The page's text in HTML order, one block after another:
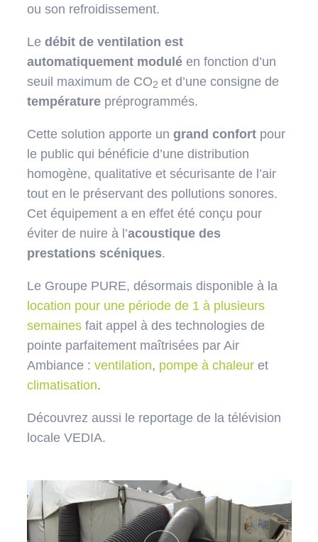
ou son refroidissement.
Le débit de ventilation est
automatiquement modulé en fonction d’un
seuil maximum de CO2 et d’une consigne de
températurepréprogrammés.
Cette solution apporte un grand confort pour
le public qui bénéficie d’une distribution
homogène, qualitative et sécurisante de l’air
tout en le préservant des pollutions sonores.
Cet équipement a en effet été conçu pour
éviter de nuire à l’acoustique des
prestations scéniques.
Le Groupe PURE, désormais disponible à la
location pour une période de 1 à plusieurs
semainesfait appel à des technologies de
pointe parfaitement maîtrisées par Air
Ambiance : ventilation, pompe à chaleuret
climatisation.
Découvrez aussi le reportage de la télévision
locale VEDIA.